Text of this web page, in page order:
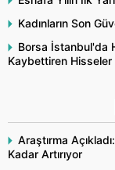
Kadınların Son
Borsa İstanbul'da
Kaybettiren Hisseler
Araştırma
Kadar Artırıyor